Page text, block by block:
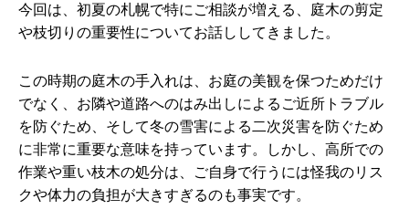
今回は、初夏の札幌で特にご相談が増える、庭木の剪定
や枝切りの重要性についてお話ししてきました。
この時期の庭木の手入れは、お庭の美観を保つためだけ
でなく、お隣や道路へのはみ出しによるご近所トラブル
を防ぐため、そして冬の雪害による二次災害を防ぐため
に非常に重要な意味を持っています。しかし、高所での
作業や重い枝木の処分は、ご自身で行うには怪我のリス
クや体力の負担が大きすぎるのも事実です。